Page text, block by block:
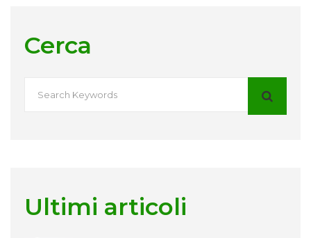
Cerca
Ultimi articoli